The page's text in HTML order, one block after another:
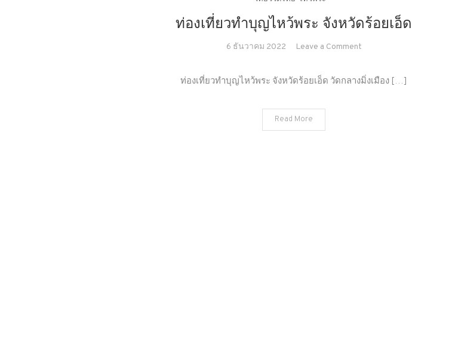
ท่องเที่ยวทำบุญไหว้พระ จังหวัดร้อยเอ็ด
6 ธันวาคม 2022 Leave a Commenton
เที่ยว
ท่องเที่ยวทำบุญไหว้พระ จังหวัดร้อยเอ็ด วัดกลางมิ่งเมือง […]
Read More